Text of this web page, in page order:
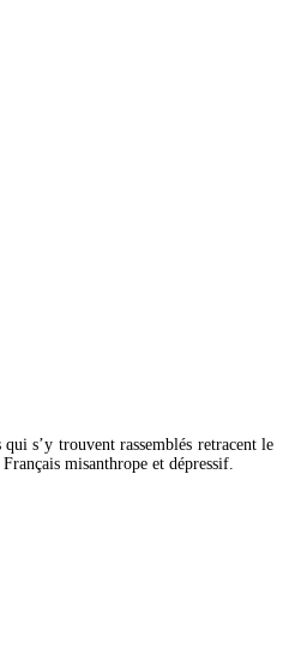
s’y trouvent rassemblés retracent le
misanthrope et dépressif.